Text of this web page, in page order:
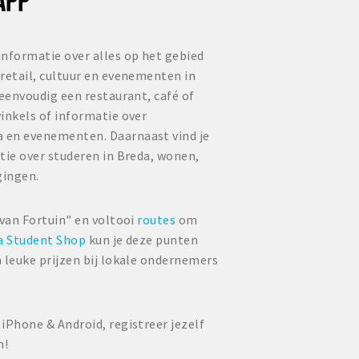
over alles op het gebied
cultuur en evenementen in
een restaurant, café of
of informatie over
evenementen. Daarnaast vind je
over studeren in Breda, wonen,
Fortuin" en voltooi routes om
Student Shop kun je deze punten
prijzen bij lokale ondernemers
& Android, registreer jezelf